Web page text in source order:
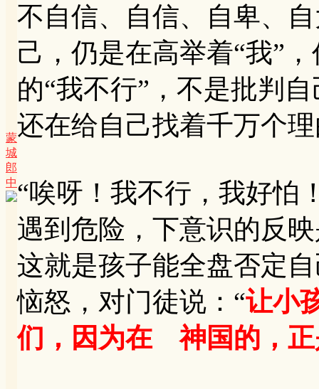
蒙
城
郎
中
不自信、自信、自卑、
己，仍是在高举着“我”
的“我不行”，不是批判
还在给自己找着千万个
“唉呀！我不行，我好怕
遇到危险，下意识的反
这就是孩子能全盘否定
恼怒，对门徒说：“让小
们，因为在 神国的，正